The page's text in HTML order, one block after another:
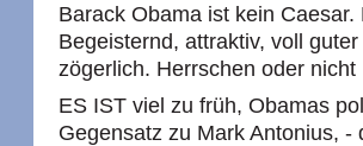
Barack Obama ist kein
Begeisternd, attraktiv, voll
zögerlich. Herrschen oder
ES IST viel zu früh, Obamas
Gegensatz zu Mark Antonius,